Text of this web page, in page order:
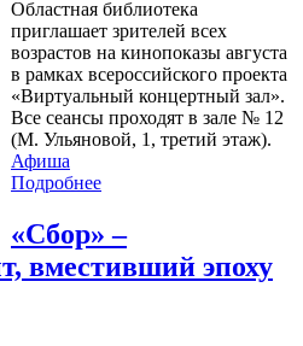
Областная библиотека
приглашает зрителей всех
возрастов на кинопоказы августа
в рамках всероссийского проекта
«Виртуальный концертный зал».
Все сеансы проходят в зале № 12
(М. Ульяновой, 1, третий этаж).
Афиша
Подробнее
«Сбор» –
вместивший эпоху